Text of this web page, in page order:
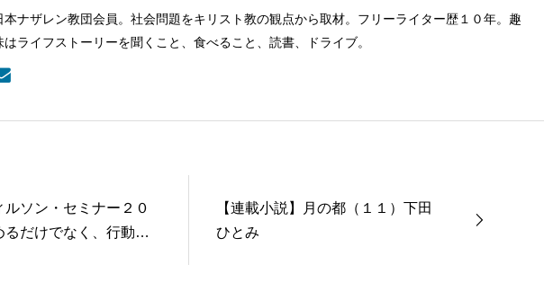
本ナザレン教団会員。社会問題をキリスト教の観点から取材。フリーライター歴１０年。趣
はライフストーリーを聞くこと、食べること、読書、ドライブ。
ルソン・セミナー２０
だけでなく、行動す
【連載小説】月の都（１１）下田
ひとみ